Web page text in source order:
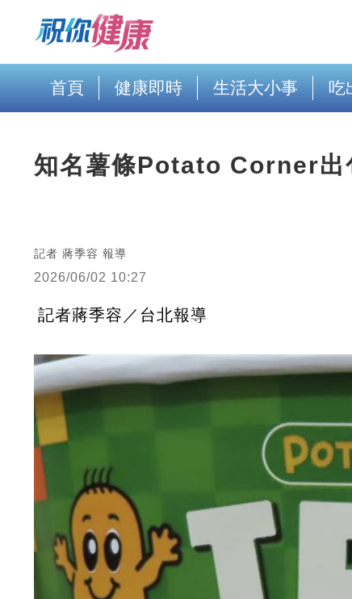
首頁 健康即時 生活大小事 吃
知名薯條Potato Corner出
記者 蔣季容 報導
2026/06/02 10:27
記者蔣季容／台北報導